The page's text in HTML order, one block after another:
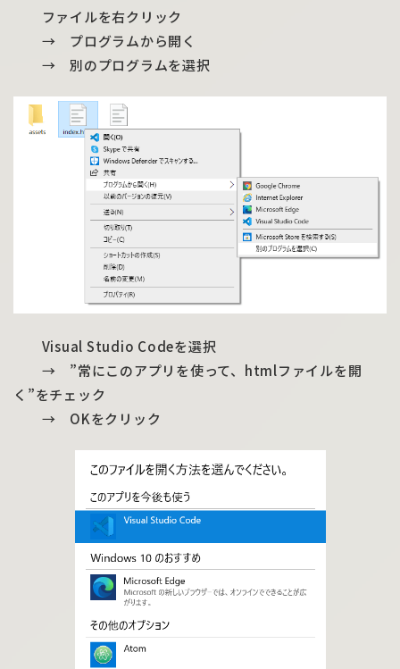
ファイルを右クリック
→ プログラムから開く
→ 別のプログラムを選択
Visual Studio Codeを選択
→ ”常にこのアプリを使って、htmlファイルを開
く”をチェック
→ OKをクリック